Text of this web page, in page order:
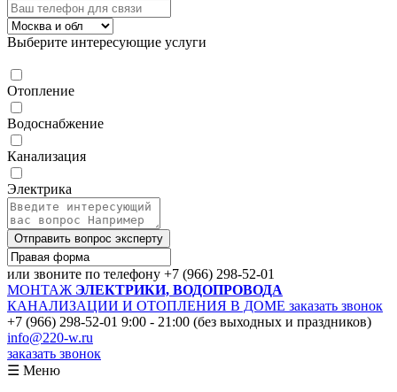
Выберите интересующие услуги
Отопление
Водоснабжение
Канализация
Электрика
Отправить вопрос эксперту
или звоните по телефону +7 (966) 298-52-01
МОНТАЖ ЭЛЕКТРИКИ, ВОДОПРОВОДА
КАНАЛИЗАЦИИ И ОТОПЛЕНИЯ В ДОМЕ заказать звонок
+7 (966) 298-52-01 9:00 - 21:00 (без выходных и праздников)
info@220-w.ru
заказать звонок
☰ Меню